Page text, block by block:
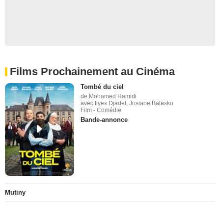
Films Prochainement au Cinéma
Tombé du ciel
de Mohamed Hamidi
avec Ilyes Djadel, Josiane Balasko
Film - Comédie
Bande-annonce
Mutiny